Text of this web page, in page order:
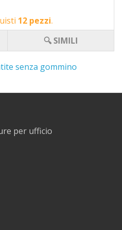
12 pezzi.
🔍 SIMILI
senza gommino
per ufficio